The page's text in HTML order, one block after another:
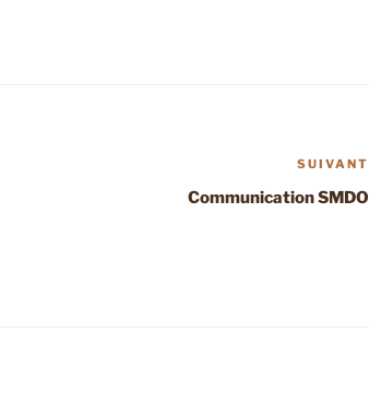
SUIVANT
Communication SMDO